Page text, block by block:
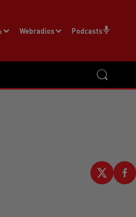
Webradios Podcasts